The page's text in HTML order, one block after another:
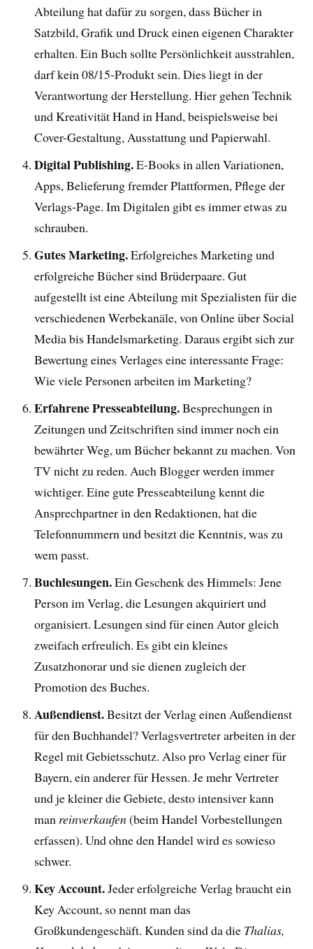
Abteilung hat dafür zu sorgen, dass Bücher in
Satzbild, Grafik und Druck einen eigenen Charakter
erhalten. Ein Buch sollte Persönlichkeit ausstrahlen,
darf kein 08/15-Produkt sein. Dies liegt in der
Verantwortung der Herstellung. Hier gehen Technik
und Kreativität Hand in Hand, beispielsweise bei
Cover-Gestaltung, Ausstattung und Papierwahl.
Digital Publishing.E-Books in allen Variationen,
Apps, Belieferung fremder Plattformen, Pflege der
Verlags-Page. Im Digitalen gibt es immer etwas zu
schrauben.
Gutes Marketing.Erfolgreiches Marketing und
erfolgreiche Bücher sind Brüderpaare. Gut
aufgestellt ist eine Abteilung mit Spezialisten für die
verschiedenen Werbekanäle, von Online über Social
Media bis Handelsmarketing. Daraus ergibt sich zur
Bewertung eines Verlages eine interessante Frage:
Wie viele Personen arbeiten im Marketing?
Erfahrene Presseabteilung.Besprechungen in
Zeitungen und Zeitschriften sind immer noch ein
bewährter Weg, um Bücher bekannt zu machen. Von
TV nicht zu reden. Auch Blogger werden immer
wichtiger. Eine gute Presseabteilung kennt die
Ansprechpartner in den Redaktionen, hat die
Telefonnummern und besitzt die Kenntnis, was zu
wem passt.
Buchlesungen.Ein Geschenk des Himmels: Jene
Person im Verlag, die Lesungen akquiriert und
organisiert. Lesungen sind für einen Autor gleich
zweifach erfreulich. Es gibt ein kleines
Zusatzhonorar und sie dienen zugleich der
Promotion des Buches.
Außendienst.Besitzt der Verlag einen Außendienst
für den Buchhandel? Verlagsvertreter arbeiten in der
Regel mit Gebietsschutz. Also pro Verlag einer für
Bayern, ein anderer für Hessen. Je mehr Vertreter
und je kleiner die Gebiete, desto intensiver kann
man reinverkaufen(beim Handel Vorbestellungen
erfassen). Und ohne den Handel wird es sowieso
schwer.
Key Account.Jeder erfolgreiche Verlag braucht ein
Key Account, so nennt man das
Großkundengeschäft. Kunden sind da die Thalias,